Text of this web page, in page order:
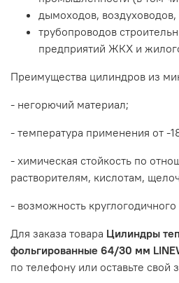
дымоходов, воздуховодов,
трубопроводов
предприятий ЖКХ и
Преимущества цилиндров из
- негорючий материал;
- температура применения от -
- химическая стойкость по
растворителям, кислотам,
- возможность
Для заказа товара Цилиндры
фольгированные 64/30 мм
по телефону или оставьте свой